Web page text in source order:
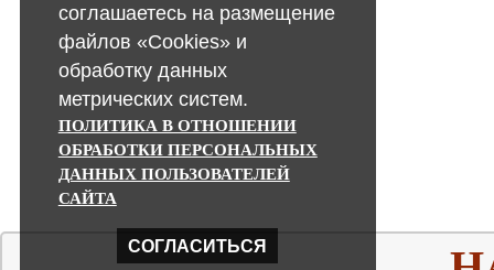
соглашаетесь на размещение
файлов «Cookies» и
обработку данных
метрических систем.
ПОЛИТИКА В ОТНОШЕНИИ
ОБРАБОТКИ ПЕРСОНАЛЬНЫХ
ДАННЫХ ПОЛЬЗОВАТЕЛЕЙ
САЙТА
СОГЛАСИТЬСЯ